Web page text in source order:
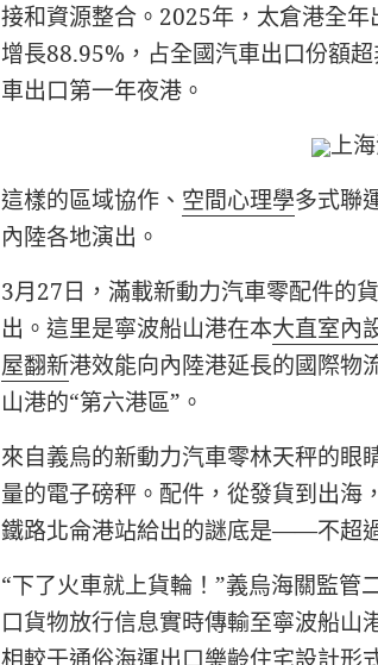
接和資源整合。2025年，太倉港全
增長88.95%，占全國汽車出口份額
車出口第一年夜港。
上
這樣的區域協作、 空間心理學多式聯
內陸各地演出。
3月27日，滿載新動力汽車零配件的
出。這里是寧波船山港在本大直室內
屋翻新港效能向內陸港延長的國際物
山港的“第六港區”。
來自義烏的新動力汽車零林天秤的眼
量的電子磅秤。配件，從發貨到出海
鐵路北侖港站給出的謎底是——不超
“下了火車就上貨輪！”義烏海關監管
口貨物放行信息實時傳輸至寧波船山